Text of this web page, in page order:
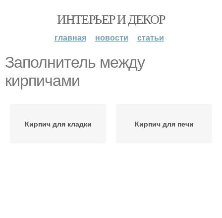
ИНТЕРЬЕР И ДЕКОР
главная новости статьи
Заполнитель между
кирпичами
Кирпич для кладки Кирпич для печи